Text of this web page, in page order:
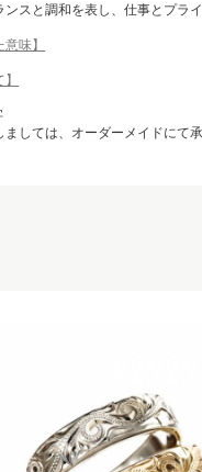
ンスと調和を表し、仕事とプラ
味】
しては、オーダーメイドにて承